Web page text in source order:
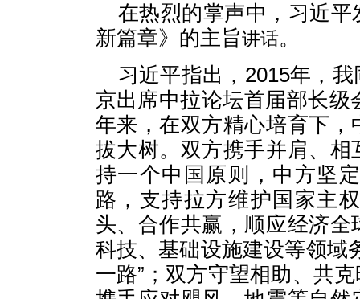
在热烈的掌声中，习近
新篇章》的主旨讲话。
习近平指出，2015年，
京出席中拉论坛首届部长
年来，在双方精心培育下
拔大树。双方携手并肩、
持一个中国原则，中方坚
路，支持拉方维护国家主
头、合作共赢，顺应经济
科技、基础设施建设等领域
一路”；双方守望相助、共